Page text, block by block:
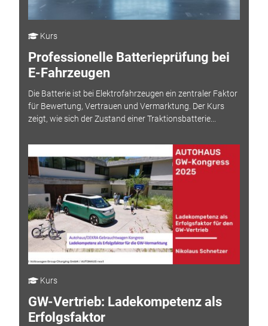
Kurs
Professionelle Batterieprüfung bei
E-Fahrzeugen
Die Batterie ist bei Elektrofahrzeugen ein zentraler Faktor
für Bewertung, Vertrauen und Vermarktung. Der Kurs
zeigt, wie sich der Zustand einer Traktionsbatterie...
Kurs
GW-Vertrieb: Ladekompetenz als
Erfolgsfaktor